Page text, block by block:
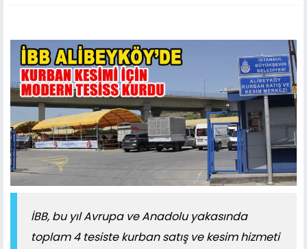
İBB, bu yıl Avrupa ve Anadolu yakasında
toplam 4 tesiste kurban satış ve kesim hizmeti